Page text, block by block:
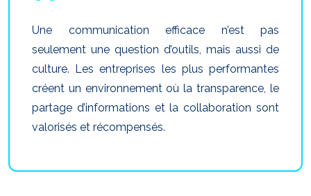
Une communication efficace n’est pas
seulement une question d’outils, mais aussi de
culture. Les entreprises les plus performantes
créent un environnement où la transparence, le
partage d’informations et la collaboration sont
valorisés et récompensés.